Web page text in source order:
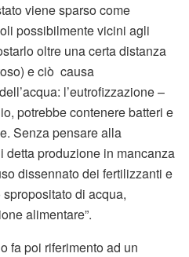
viene sparso come
possibilmente vicini agli
oltre una certa distanza
e ciò causa
l’eutrofizzazione –
potrebbe contenere batteri e
Senza pensare alla
produzione in mancanza
dissennato dei fertilizzanti e
di acqua,
alimentare”.
fa poi riferimento ad un